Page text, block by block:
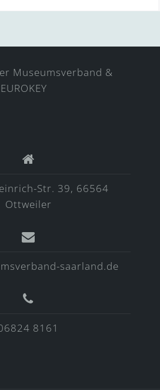
Museumsverband &
EUROKEY
Str. 39, 66564
Ottweiler
saarland.de
8161